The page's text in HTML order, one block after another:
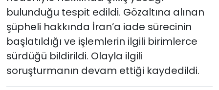
bulunduğu tespit edildi. Gözaltına alınan
şüpheli hakkında İran’a iade sürecinin
başlatıldığı ve işlemlerin ilgili birimlerce
sürdüğü bildirildi. Olayla ilgili
soruşturmanın devam ettiği kaydedildi.